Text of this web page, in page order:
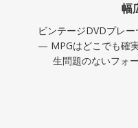
幅
ビンテージDVDプレ
— MPGはどこでも確
生問題のないフォ